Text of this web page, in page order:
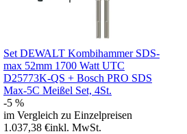
Set DEWALT Kombihammer SDS-
max 52mm 1700 Watt UTC
D25773K-QS + Bosch PRO SDS
Max-5C Meißel Set, 4St.
-5 %
im Vergleich zu Einzelpreisen
1.037,38 €inkl. MwSt.